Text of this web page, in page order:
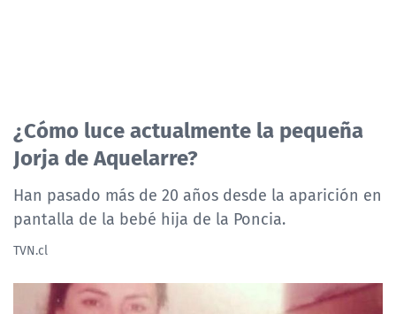
¿Cómo luce actualmente la pequeña
Jorja de Aquelarre?
Han pasado más de 20 años desde la aparición en
pantalla de la bebé hija de la Poncia.
TVN.cl